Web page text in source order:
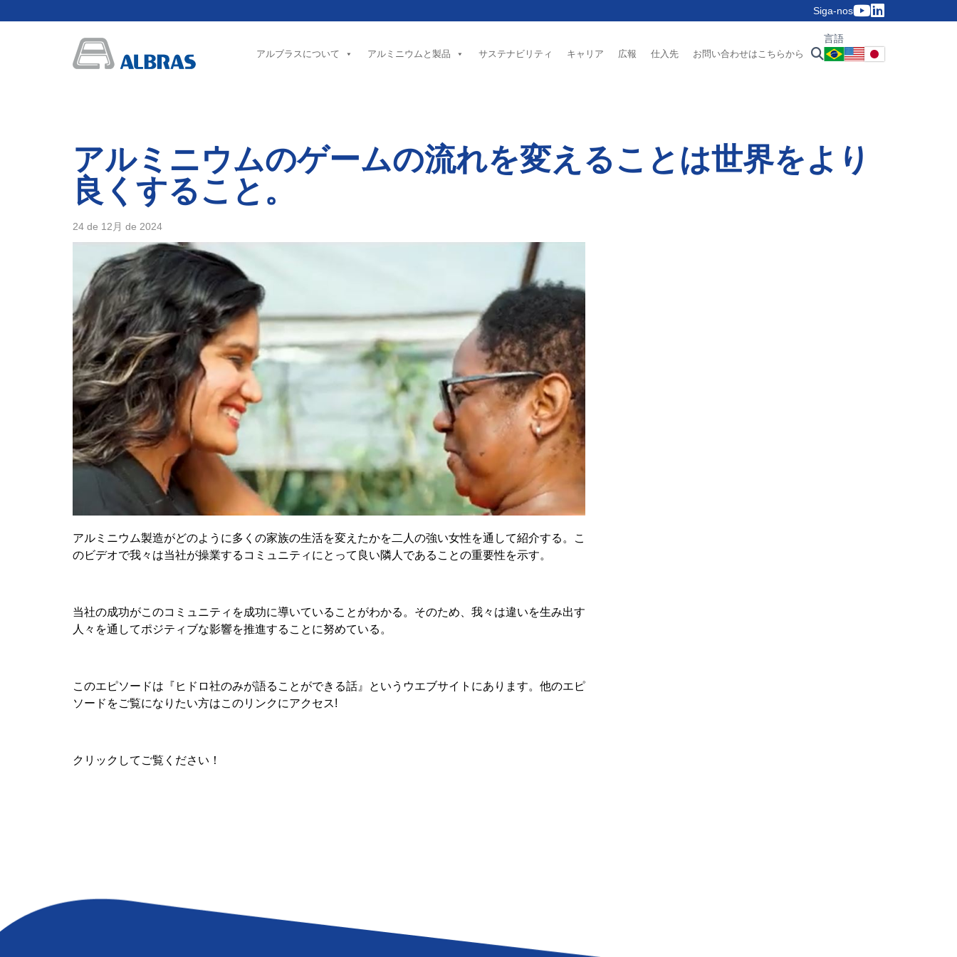
Siga-nos
アルブラスについて アルミニウムと製品 サステナビリティ キャリア 広報 仕入先 お問い合わせはこちらから
言語
アルミニウムのゲームの流れを変えることは世界をより
良くすること。
24 de 12月 de 2024
アルミニウム製造がどのように多くの家族の生活を変えたかを二人の強い女性を通して紹介する。こ
のビデオで我々は当社が操業するコミュニティにとって良い隣人であることの重要性を示す。
当社の成功がこのコミュニティを成功に導いていることがわかる。そのため、我々は違いを生み出す
人々を通してポジティブな影響を推進することに努めている。
このエピソードは『ヒドロ社のみが語ることができる話』というウエブサイトにあります。他のエピ
ソードをご覧になりたい方はこのリンクにアクセス!
クリックしてご覧ください！